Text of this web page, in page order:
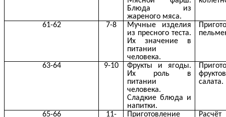
Блюда из
жареного мяса.
61-62 7-8
Мучные изделия
из пресного теста.
Их значение в
питании
человека.
63-64 9-10
Фрукты и ягоды.
Их роль в
питании
человека.
Сладкие блюда и
напитки.
салата.
65-66
11-
Приготовление
Расчёт